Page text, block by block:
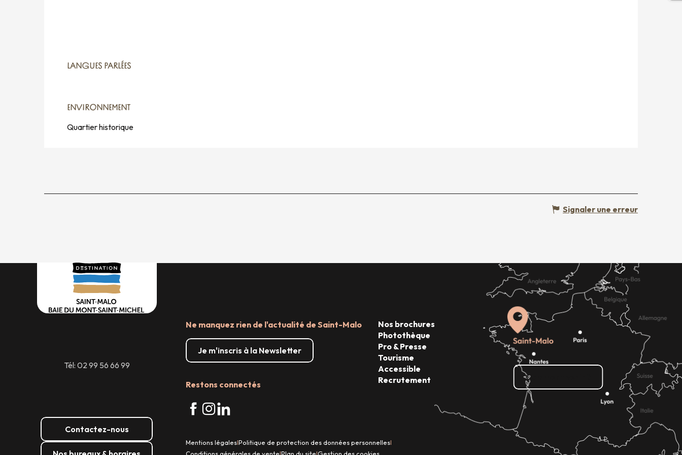
LANGUES PARLÉES
LANGUES PARLÉES
ENVIRONNEMENT
ENVIRONNEMENT
Quartier historique
Signaler une erreur
Tél: 02 99 56 66 99
Contactez-nous
Ne manquez rien de l'actualité de Saint-Malo
Je m'inscris à la Newsletter
Restons connectés
Nos brochures
Photothèque
Pro & Presse
Tourisme
Accessible
Recrutement
Mentions légales|Politique de protection des données personnelles|
| |
Comment venir ?